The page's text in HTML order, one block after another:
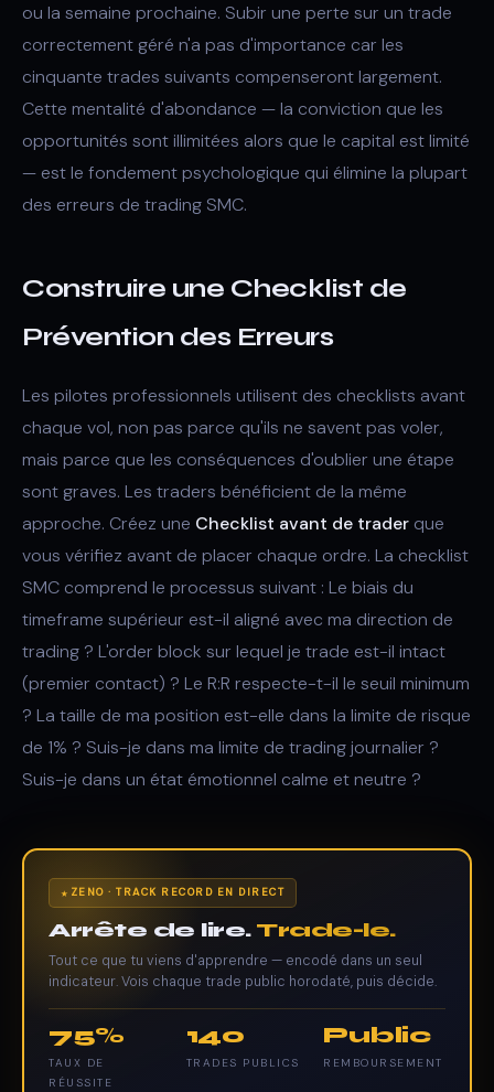
ou la semaine prochaine. Subir une perte sur un trade
correctement géré n'a pas d'importance car les
cinquante trades suivants compenseront largement.
Cette mentalité d'abondance — la conviction que les
opportunités sont illimitées alors que le capital est limité
— est le fondement psychologique qui élimine la plupart
des erreurs de trading SMC.
Construire une Checklist de
Prévention des Erreurs
Les pilotes professionnels utilisent des checklists avant
chaque vol, non pas parce qu'ils ne savent pas voler,
mais parce que les conséquences d'oublier une étape
sont graves. Les traders bénéficient de la même
approche. Créez une Checklist avant de trader que
vous vérifiez avant de placer chaque ordre. La checklist
SMC comprend le processus suivant : Le biais du
timeframe supérieur est-il aligné avec ma direction de
trading ? L'order block sur lequel je trade est-il intact
(premier contact) ? Le R:R respecte-t-il le seuil minimum
? La taille de ma position est-elle dans la limite de risque
de 1% ? Suis-je dans ma limite de trading journalier ?
Suis-je dans un état émotionnel calme et neutre ?
ZENO · TRACK RECORD EN DIRECT
Arrête de lire. Trade-le.
Tout ce que tu viens d'apprendre — encodé dans un seul
indicateur. Vois chaque trade public horodaté, puis décide.
75%
TAUX DE
RÉUSSITE
140
TRADES PUBLICS
Public
REMBOURSEMENT